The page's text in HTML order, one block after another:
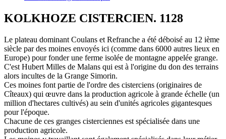
KOLKHOZE CISTERCIEN. 1128
Le plateau dominant Coulans et Refranche a été déboisé au 12 ième
siècle par des moines envoyés ici (comme dans 6000 autres lieux en
Europe) pour fonder une ferme isolée de montagne appelée grange.
C'est Hubert Milles de Malans qui est à l'origine du don des terrains
alors incultes de la Grange Simorin.
Ces moines font partie de l'ordre des cisterciens (originaires de
Cîteaux) qui œuvre dans la production agricole à grande échelle (un
million d'hectares cultivés) au sein d'unités agricoles gigantesques
pour l'époque.
Chacune de ces granges cisterciennes est spécialisée dans une
production agricole.